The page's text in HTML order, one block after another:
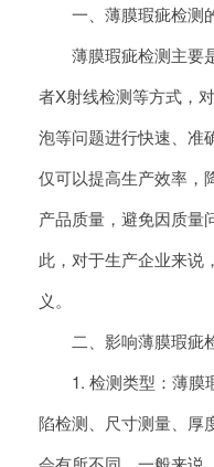
一、薄膜瑕疵检测
薄膜瑕疵检测主要
者X射线检测等方式，
泡等问题进行快速、准
仅可以提高生产效率，
产品质量，避免因质量
此，对于生产企业来说
义。
二、影响薄膜瑕疵
1. 检测类型：薄膜
陷检测、尺寸测量、厚